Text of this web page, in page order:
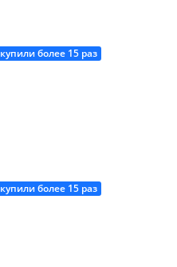
Купить
купили более 15 раз
Купить
купили более 15 раз